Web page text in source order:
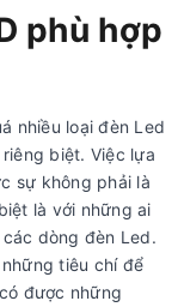
phù hợp
nhiều loại đèn Led
biệt. Việc lựa
sự không phải là
là với những ai
dòng đèn Led.
tiêu chí để
được những